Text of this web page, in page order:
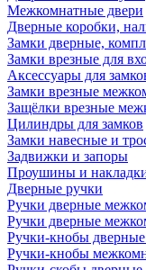
Межкомнатные двери
Дверные коробки,
Замки дверные,
Замки врезные для
Аксессуары для
Замки врезные
Защёлки врезные
Цилиндры для замков
Замки навесные и
Задвижки и запоры
Проушины и
Дверные ручки
Ручки дверные
Ручки дверные
Ручки-кнобы
Ручки-кнобы